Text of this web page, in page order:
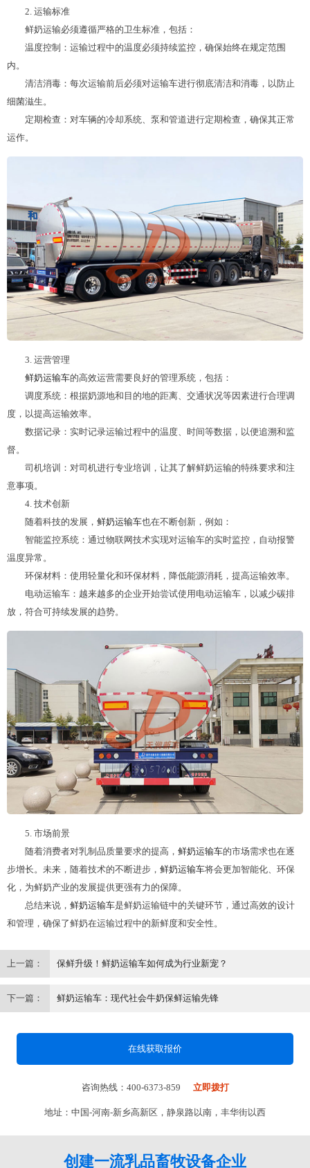
2. 运输标准
鲜奶运输必须遵循严格的卫生标准，包括：
温度控制：运输过程中的温度必须持续监控，确保始终在规定范围
内。
清洁消毒：每次运输前后必须对运输车进行彻底清洁和消毒，以防止
细菌滋生。
定期检查：对车辆的冷却系统、泵和管道进行定期检查，确保其正常
运作。
3. 运营管理
鲜奶运输车的高效运营需要良好的管理系统，包括：
调度系统：根据奶源地和目的地的距离、交通状况等因素进行合理调
度，以提高运输效率。
数据记录：实时记录运输过程中的温度、时间等数据，以便追溯和监
督。
司机培训：对司机进行专业培训，让其了解鲜奶运输的特殊要求和注
意事项。
4. 技术创新
随着科技的发展， 鲜奶运输车也在不断创新，例如：
智能监控系统：通过物联网技术实现对运输车的实时监控，自动报警
温度异常。
环保材料：使用轻量化和环保材料，降低能源消耗，提高运输效率。
电动运输车：越来越多的企业开始尝试使用电动运输车，以减少碳排
放，符合可持续发展的趋势。
5. 市场前景
随着消费者对乳制品质量要求的提高， 鲜奶运输车的市场需求也在逐
步增长。未来，随着技术的不断进步， 鲜奶运输车将会更加智能化、环保
化，为鲜奶产业的发展提供更强有力的保障。
总结来说， 鲜奶运输车是鲜奶运输链中的关键环节，通过高效的设计
和管理，确保了鲜奶在运输过程中的新鲜度和安全性。
上一篇： 保鲜升级！鲜奶运输车如何成为行业新宠？
下一篇： 鲜奶运输车：现代社会牛奶保鲜运输先锋
在线获取报价
咨询热线：400-6373-859 立即拨打
地址：中国-河南-新乡高新区，静泉路以南，丰华街以西
创建一流乳品畜牧设备企业